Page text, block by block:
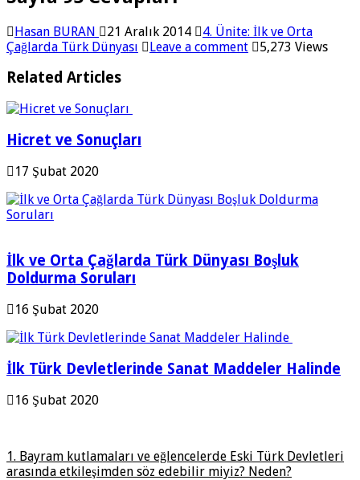
Hasan BURAN 21 Aralık 2014
4. Ünite: İlk ve Orta
Çağlarda Türk Dünyası
Leave a comment 5,273 Views
Related Articles
Hicret ve Sonuçları
17 Şubat 2020
İlk ve Orta Çağlarda Türk Dünyası Boşluk
Doldurma Soruları
16 Şubat 2020
İlk Türk Devletlerinde Sanat Maddeler Halinde
16 Şubat 2020
1. Bayram kutlamaları ve eğlencelerde Eski Türk Devletleri
arasında etkileşimden söz edebilir miyiz? Neden?